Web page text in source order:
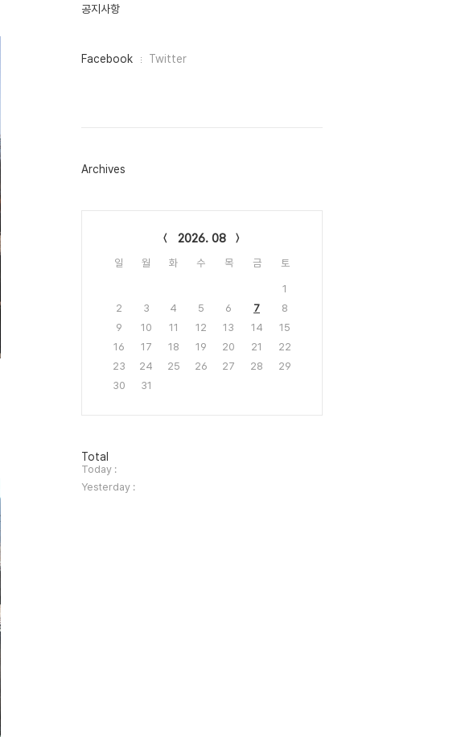
공지사항
페
그
Facebook Twitter
Archives
2026. 08
일 월 화 수 목 금 토
1
2
3 4 5 6 7
8
9
10 11 12 13 14
15
16
17 18 19 20 21
22
23
24 25 26 27 28
29
30
31
방
문
자
수
Total
Today :
Yesterday :